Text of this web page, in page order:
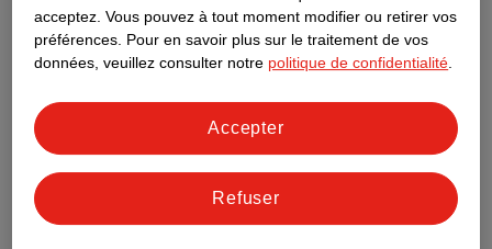
Découvrez dès maintenant l’impact
de marque Kruidvat préférés !
Aussi dans ce magasin
acceptez. Vous pouvez à tout moment modifier ou retirer vos
préférences. Pour en savoir plus sur le traitement de vos
données, veuillez consulter notre politique de confidentialité.
Refuser
Accepter